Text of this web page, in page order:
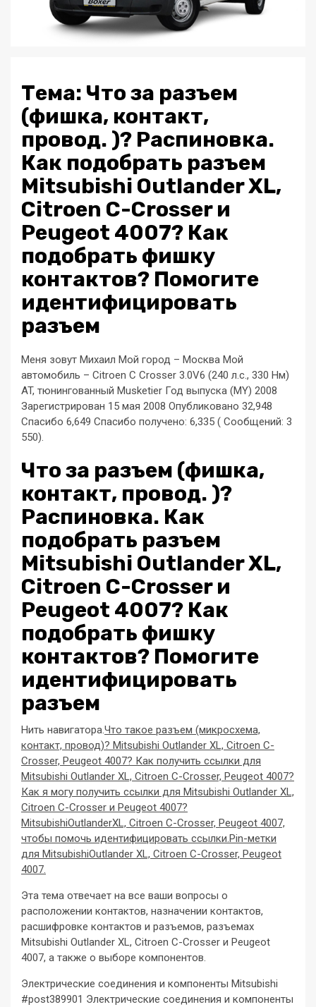
Тема: Что за разъем
(фишка, контакт,
провод. )? Распиновка.
Как подобрать разъем
Mitsubishi Outlander XL,
Citroen C-Crosser и
Peugeot 4007? Как
подобрать фишку
контактов? Помогите
идентифицировать
разъем
Меня зовут Михаил Мой город – Москва Мой
автомобиль – Citroen C Crosser 3.0V6 (240 л.с., 330 Нм)
AT, тюнингованный Musketier Год выпуска (MY) 2008
Зарегистрирован 15 мая 2008 Опубликовано 32,948
Спасибо 6,649 Спасибо получено: 6,335 ( Сообщений: 3
550).
Что за разъем (фишка,
контакт, провод. )?
Распиновка. Как
подобрать разъем
Mitsubishi Outlander XL,
Citroen C-Crosser и
Peugeot 4007? Как
подобрать фишку
контактов? Помогите
идентифицировать
разъем
Нить навигатора.Что такое разъем (микросхема,
контакт, провод)? Mitsubishi Outlander XL, Citroen C-
Crosser, Peugeot 4007? Как получить ссылки для
Mitsubishi Outlander XL, Citroen C-Crosser, Peugeot 4007?
Как я могу получить ссылки для Mitsubishi Outlander XL,
Citroen C-Crosser и Peugeot 4007?
MitsubishiOutlanderXL, Citroen C-Crosser, Peugeot 4007,
чтобы помочь идентифицировать ссылки.Pin-метки
для MitsubishiOutlander XL, Citroen C-Crosser, Peugeot
4007.
Эта тема отвечает на все ваши вопросы о
расположении контактов, назначении контактов,
расшифровке контактов и разъемов, разъемах
Mitsubishi Outlander XL, Citroen C-Crosser и Peugeot
4007, а также о выборе компонентов.
Электрические соединения и компоненты Mitsubishi
#post389901 Электрические соединения и компоненты